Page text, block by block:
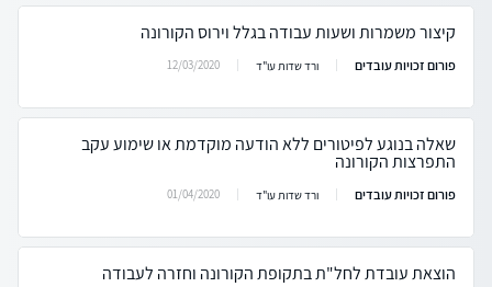
קיצור משמרות ושעות עבודה בגלל וירוס הקורונה
פורום זכויות עובדים ורד שדות עו"ד 12/03/2020
שאלה בנוגע לפיטורים ללא הודעה מוקדמת או שימוע עקב
התפרצות הקורונה
פורום זכויות עובדים ורד שדות עו"ד 01/04/2020
הוצאת עובדת לחל"ת בתקופת הקורונה וחזרה לעבודה